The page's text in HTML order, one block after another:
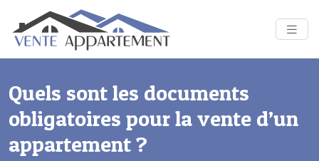
Quels sont les documents
obligatoires pour la vente d’un
appartement ?